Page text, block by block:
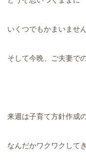
いくつでもかまいませ
そして今晩、ご夫妻で
来週は子育て方針作成
なんだかワクワクし